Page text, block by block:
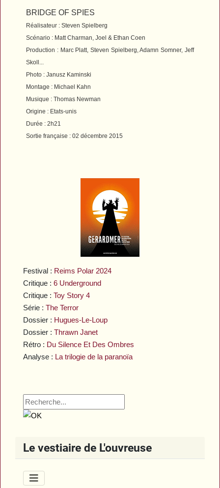
Festival : Reims Polar 2024
Critique :6 Underground
Critique :Toy Story 4
Série :The Terror
Dossier : Hugues-Le-Loup
Dossier :Thrawn Janet
Rétro : Du Silence Et Des Ombres
Analyse : La trilogie de la paranoïa
Le vestiaire de L'ouvreuse
BRIDGE OF SPIES
Réalisateur : Steven Spielberg
Scénario : Matt Charman, Joel & Ethan Coen
Production : Marc Platt, Steven Spielberg, Adamn Somner, Jeff
Skoll...
Photo : Janusz Kaminski
Montage : Michael Kahn
Musique : Thomas Newman
Origine : Etats-unis
Durée : 2h21
Sortie française : 02 décembre 2015